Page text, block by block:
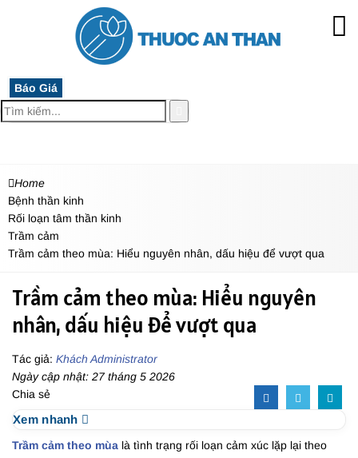
Báo Giá
Home
Bệnh thần kinh
Rối loạn tâm thần kinh
Trầm cảm
Trầm cảm theo mùa: Hiểu nguyên nhân, dấu hiệu để vượt qua
Trầm cảm theo mùa: Hiểu nguyên
nhân, dấu hiệu để vượt qua
Tác giả: Khách Administrator
Ngày cập nhật: 27 tháng 5 2026
Chia sẻ
Xem nhanh
Trầm cảm theo mùa là tình trạng rối loạn cảm xúc lặp lại theo